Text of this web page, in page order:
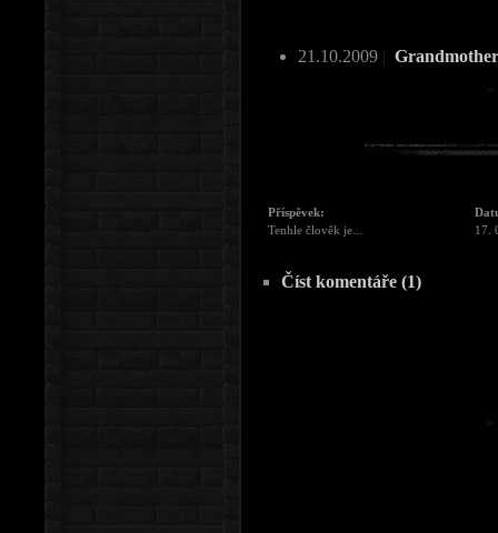
21.10.2009 |
Příspěvek:
Tenhle člověk je...
17.
Číst komentáře (1)